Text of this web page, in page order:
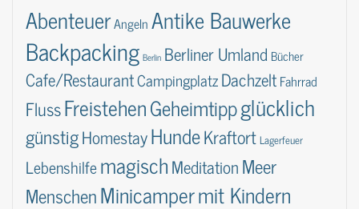
AbenteuerAngelnAntike Bauwerke
Backpacking Berlin Berliner Umland Bücher
Cafe/RestaurantCampingplatzDachzeltFahrrad
FlussFreistehenGeheimtippglücklich
günstigHomestayHundeKraftortLagerfeuer
LebenshilfemagischMeditationMeer
MenschenMinicampermit Kindern